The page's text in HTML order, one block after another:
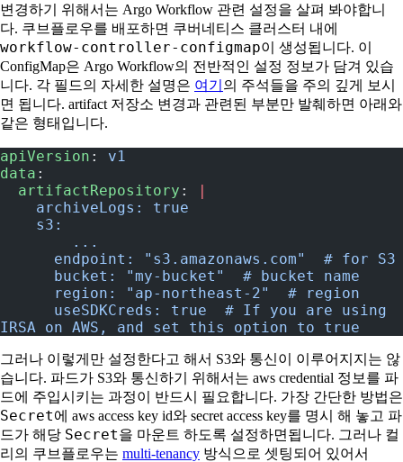
변경하기 위해서는 Argo Workflow 관련 설정을 살펴 봐야합니
다. 쿠브플로우를 배포하면 쿠버네티스 클러스터 내에
workflow-controller-configmap이 생성됩니다. 이
ConfigMap은 Argo Workflow의 전반적인 설정 정보가 담겨 있습
니다. 각 필드의 자세한 설명은 여기 의 주석들을 주의 깊게 보시
면 됩니다. artifact 저장소 변경과 관련된 부분만 발췌하면 아래와
같은 형태입니다.
apiVersion : v1
data :
  artifactRepository
:
|
    archiveLogs: true
    s3:
    	...
      endpoint: "s3.amazonaws.com"  # for S3
      bucket: "my-bucket"  # bucket name
      region: "ap-northeast-2"  # region
IRSA on AWS, and set this option to true
그러나 이렇게만 설정한다고 해서 S3와 통신이 이루어지지는 않
습니다. 파드가 S3와 통신하기 위해서는 aws credential 정보를 파
드에 주입시키는 과정이 반드시 필요합니다. 가장 간단한 방법은
Secret에 aws access key id와 secret access key를 명시 해 놓고 파
드가 해당 Secret을 마운트 하도록 설정하면됩니다. 그러나 컬
리의 쿠브플로우는 multi-tenancy 방식으로 셋팅되어 있어서